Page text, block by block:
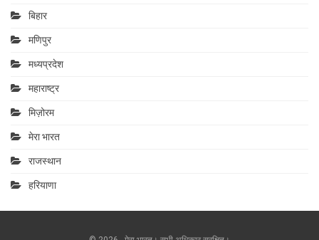
बिहार
मणिपुर
मध्यप्रदेश
महाराष्‍ट्र
मिज़ोरम
मेरा भारत
राजस्थान
हरियाणा